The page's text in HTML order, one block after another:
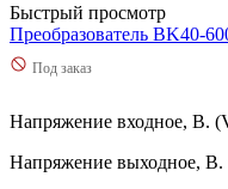
Быстрый просмотр
Преобразователь BK40-
Под заказ
Напряжение входное, В.
Напряжение выходное,